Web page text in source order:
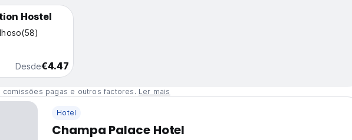
Hostel
(58)
Desde€4.47
pagas e outros factores. Ler mais
Hotel
Champa Palace Hotel